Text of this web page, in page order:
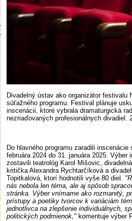
Divadelný ústav ako organizátor festivalu
súťažného programu. Festival plánuje
inscenácii, ktoré vybrala dramaturgická
nezriaďovaných profesionálnych divadiel.
Do hlavného programu zaradili inscenácie
februára 2024 do 31. januára 2025. Výber
zostavili teatrológ Karol Mišovic,
kritička Alexandra Rychtarčíková a
Topitkalová, ktorí hodnotili vyše 80 diel.
nás nebola len téma, ale aj spôsob
stránka. Výber vnímame ako rozmanitý,
prístupy a poetiky tvorcov k variáciám
jednotlivca na zlepšenie individuálnych,
politických podmienok," komentuje výber